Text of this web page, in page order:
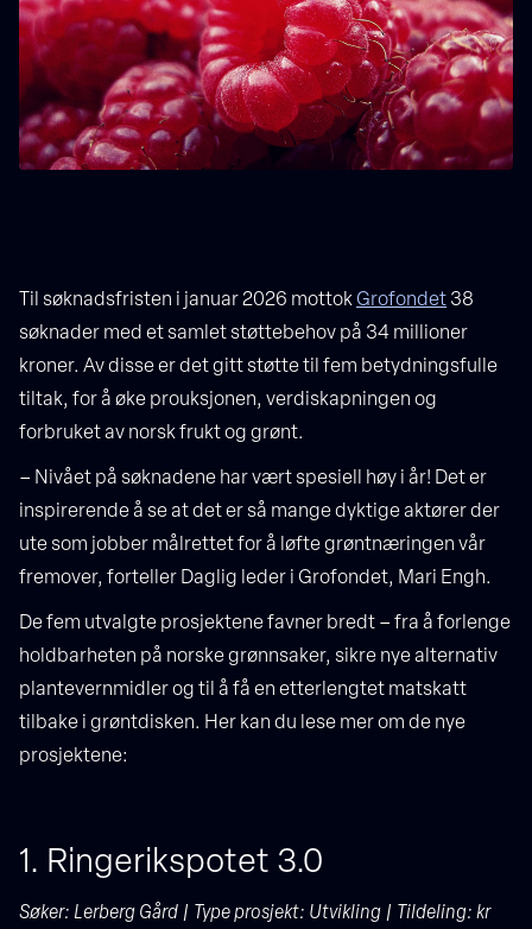
Til søknadsfristen i januar 2026 mottok Grofondet 38
søknader med et samlet støttebehov på 34 millioner
kroner. Av disse er det gitt støtte til fem betydningsfulle
tiltak, for å øke prouksjonen, verdiskapningen og
forbruket av norsk frukt og grønt.
– Nivået på søknadene har vært spesiell høy i år! Det er
inspirerende å se at det er så mange dyktige aktører der
ute som jobber målrettet for å løfte grøntnæringen vår
fremover, forteller Daglig leder i Grofondet, Mari Engh.
De fem utvalgte prosjektene favner bredt – fra å forlenge
holdbarheten på norske grønnsaker, sikre nye alternativ
plantevernmidler og til å få en etterlengtet matskatt
tilbake i grøntdisken. Her kan du lese mer om de nye
prosjektene:
1. Ringerikspotet 3.0
Søker: Lerberg Gård | Type prosjekt: Utvikling | Tildeling: kr